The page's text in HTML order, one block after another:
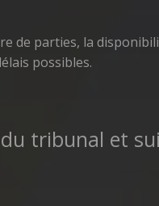
de parties, la
possibles.
tribunal et